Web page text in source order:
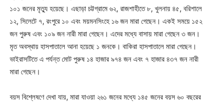
১০১ জনের মৃত্যু হয়েছে। এছাড়া চট্টগ্রামে ৬২, রাজশাহীতে ৮, খুলনায় ৪৫, বরিশালে
১২, সিলেটে ৭, রংপুরে ১০ এবং ময়মনসিংহে ১৬ জন মারা গেছেন। একই সময়ে ১৫২
জন পুরুষ এবং ১০৯ জন নারী মারা গেছেন। এদের মধ্যে বাসায় মারা গেছেন ৩ জন।
মৃত অবস্থায় হাসপাতালে আনা হয়েছে ১ জনকে। বাকিরা হাসপাতালে মারা গেছেন।
ভাইরাসটিতে এ পর্যন্ত মোট পুরুষ ১৪ হাজার ৯৭৪ জন এবং ৭ হাজার ৪৩৭ জন নারী
মারা গেছেন।
বয়স বিশ্লেষণে দেখা যায়, মারা যাওয়া ২৬১ জনের মধ্যে ১৪৫ জনের বয়স ৬০ বছরের